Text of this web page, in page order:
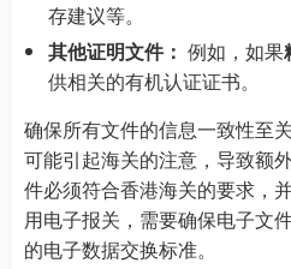
存建议等。
其他证明文件： 例如，如果
供相关的有机认证证书。
确保所有文件的信息一致性至
可能引起海关的注意，导致额
件必须符合香港海关的要求，
用电子报关，需要确保电子文
的电子数据交换标准。